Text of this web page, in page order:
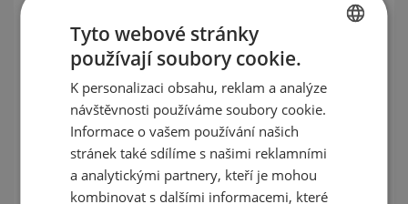
Dvoupokojový byt na prodej v
BULGARIAN
ENGLISH
GERMAN
FRENCH
Tyto webové stránky
používají soubory cookie.
K personalizaci obsahu, reklam a analýze
návštěvnosti používáme soubory cookie.
Informace o vašem používání našich
stránek také sdílíme s našimi reklamními
a analytickými partnery, kteří je mohou
kombinovat s dalšími informacemi, které